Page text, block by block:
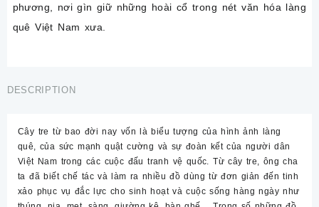
phương, nơi gìn giữ những hoài cổ trong nét văn hóa làng
quê Việt Nam xưa.
DESCRIPTION
Cây tre từ bao đời nay vốn là biểu tượng của hình ảnh làng
quê, của sức mạnh quật cường và sự đoàn kết của người dân
Việt Nam trong các cuộc đấu tranh vệ quốc. Từ cây tre, ông cha
ta đã biết chế tác và làm ra nhiều đồ dùng từ đơn giản đến tinh
xảo phục vụ đắc lực cho sinh hoạt và cuộc sống hàng ngày như